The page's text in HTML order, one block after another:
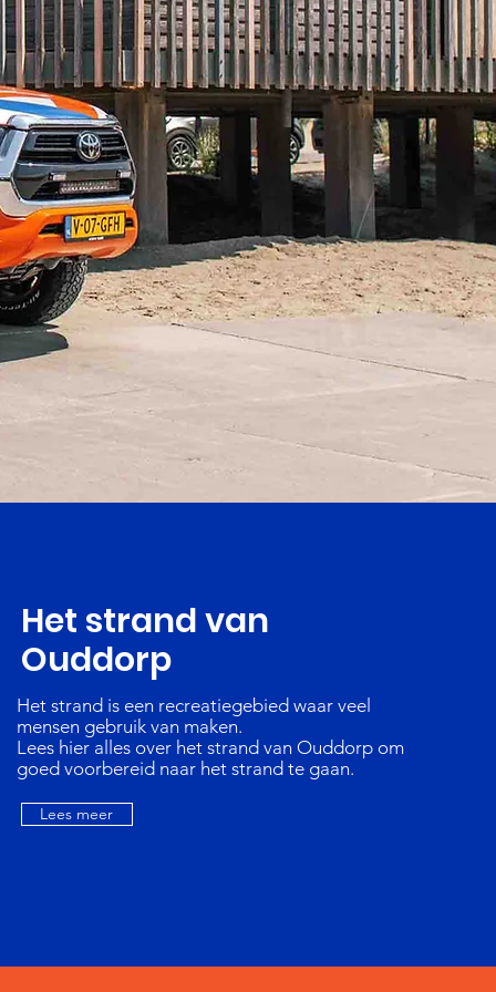
Het strand van
Ouddorp
Het strand is een recreatiegebied waar veel
mensen gebruik van maken.
Lees hier alles over het strand van Ouddorp om
goed voorbereid naar het strand te gaan.
Lees meer